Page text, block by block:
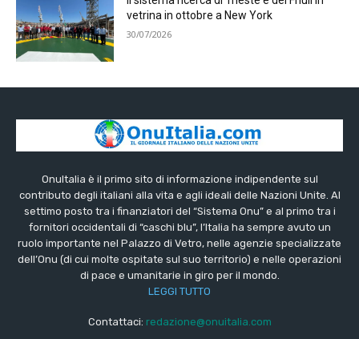
vetrina in ottobre a New York
30/07/2026
OnuItalia è il primo sito di informazione indipendente sul
contributo degli italiani alla vita e agli ideali delle Nazioni Unite. Al
settimo posto tra i finanziatori del “Sistema Onu” e al primo tra i
fornitori occidentali di “caschi blu”, l’Italia ha sempre avuto un
ruolo importante nel Palazzo di Vetro, nelle agenzie specializzate
dell’Onu (di cui molte ospitate sul suo territorio) e nelle operazioni
di pace e umanitarie in giro per il mondo.
LEGGI TUTTO
Contattaci: redazione@onuitalia.com